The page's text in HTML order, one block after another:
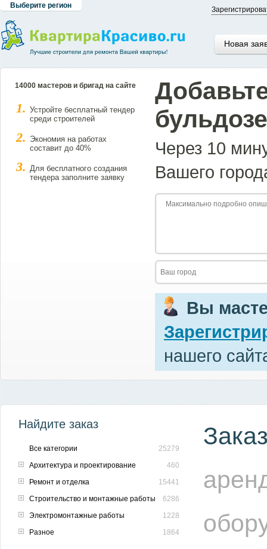
Выберите регион
Новая
14000 мастеров и бригад на сайте
Устройте бесплатный тендер
среди строителей
Экономия на работах
составит до 40%
Для бесплатного создания
тендера заполните заявку
Через 10
Вашего
Вы
нашего
Найдите заказ
Все категории
25279
Архитектура и проектирование
460
Ремонт и отделка
15441
Строительство и монтажные работы
6286
Электромонтажные работы
1228
Разное
1864